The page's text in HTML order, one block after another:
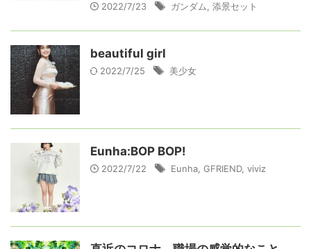
2022/7/23 ガンダム 添景セット
beautiful girl
2022/7/25 美少女
Eunha:BOP BOP!
2022/7/22 Eunha GFRIEND, viviz